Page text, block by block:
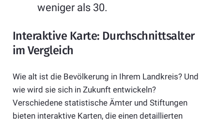
weniger als 30.
Interaktive Karte: Durchschnittsalter
im Vergleich
Wie alt ist die Bevölkerung in Ihrem Landkreis? Und
wie wird sie sich in Zukunft entwickeln?
Verschiedene statistische Ämter und Stiftungen
bieten interaktive Karten, die einen detaillierten